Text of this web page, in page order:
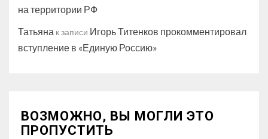
на территории РФ
Татьяна к записи Игорь Титенков прокомментировал
вступление в «Единую Россию»
ВОЗМОЖНО, ВЫ МОГЛИ ЭТО
ПРОПУСТИТЬ